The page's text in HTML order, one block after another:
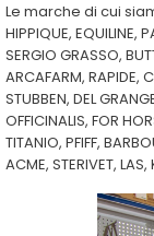
Le marche di cui
HIPPIQUE, EQUILINE,
SERGIO GRASSO,
ARCAFARM, RAPIDE,
STUBBEN, DEL
OFFICINALIS, FOR
TITANIO, PFIFF,
ACME, STERIVET, LAS,